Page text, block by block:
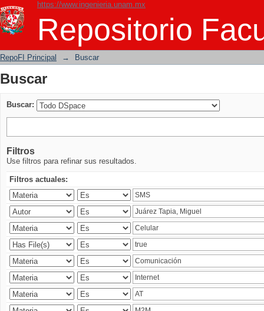
https://www.ingenieria.unam.mx
Repositorio
Buscar
RepoFI Principal → Buscar
Buscar
Buscar:
Filtros
Use filtros para refinar sus resultados.
Filtros actuales: